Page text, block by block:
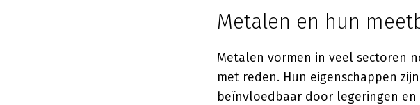
Metalen en hun
Metalen vormen in veel sectoren
met reden. Hun eigenschappen
beïnvloedbaar door legeringen